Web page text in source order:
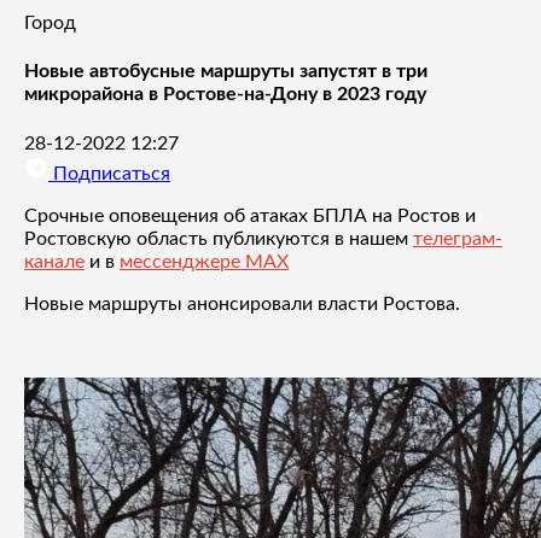
Город
Новые автобусные маршруты запустят в три
микрорайона в Ростове-на-Дону в 2023 году
28-12-2022 12:27
Подписаться
Срочные оповещения об атаках БПЛА на Ростов и
Ростовскую область публикуются в нашем телеграм-
канале и в мессенджере MAX
Новые маршруты анонсировали власти Ростова.